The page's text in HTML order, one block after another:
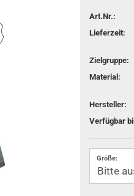
Art.Nr.:
Lieferzeit:
Zielgruppe:
Material:
Hersteller:
Verfügbar
Größe: